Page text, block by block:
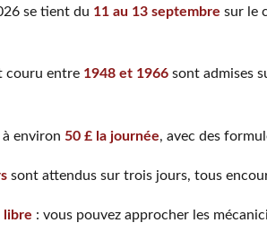
se tient du 11 au 13 septembre sur le
couru entre 1948 et 1966sont admises
à environ 50 £ la journée, avec des
sont attendus sur trois jours, tous
libre : vous pouvez approcher les